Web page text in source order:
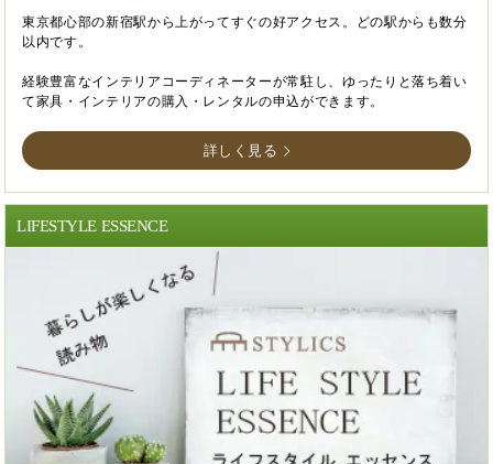
東京都心部の新宿駅から上がってすぐの好アクセス。どの駅からも数分
以内です。
経験豊富なインテリアコーディネーターが常駐し、ゆったりと落ち着い
て家具・インテリアの購入・レンタルの申込ができます。
詳しく見る
LIFESTYLE ESSENCE